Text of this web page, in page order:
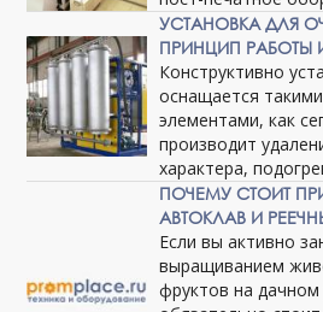
УСТАНОВКА ДЛЯ
ПРИНЦИП РАБОТЫ
Конструктивно
оснащается
элементами, как
производит
характера,
ПОЧЕМУ СТОИТ
АВТОКЛАВ И
Если вы активно
выращиванием
фруктов на дачном